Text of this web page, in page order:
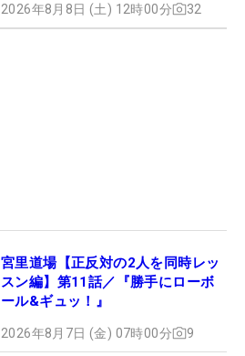
2026年8月8日 (土) 12時00分 32
宮里道場【正反対の2人を同時レッ
スン編】第11話／『勝手にローボ
ール&ギュッ！』
2026年8月7日 (金) 07時00分 9